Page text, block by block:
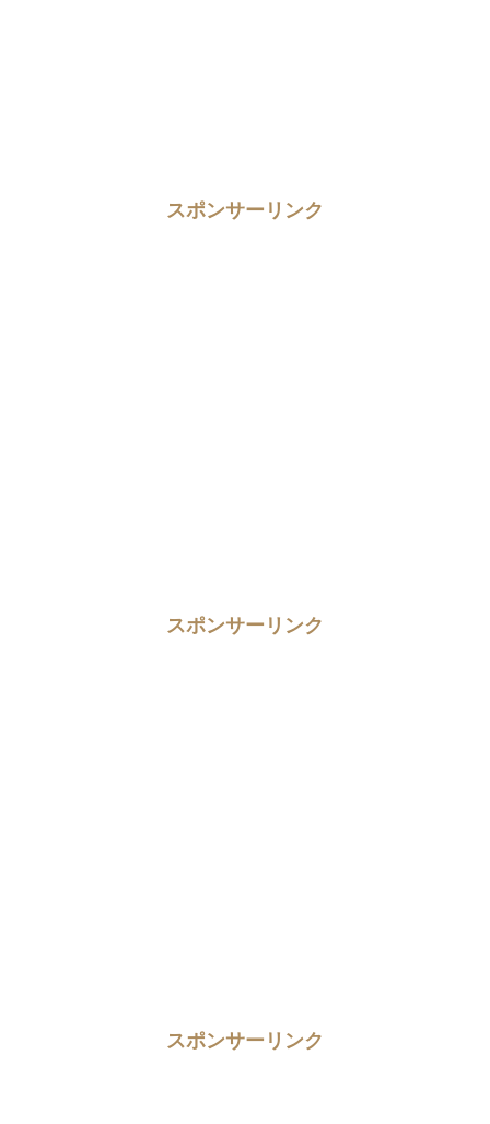
スポンサーリンク
スポンサーリンク
スポンサーリンク